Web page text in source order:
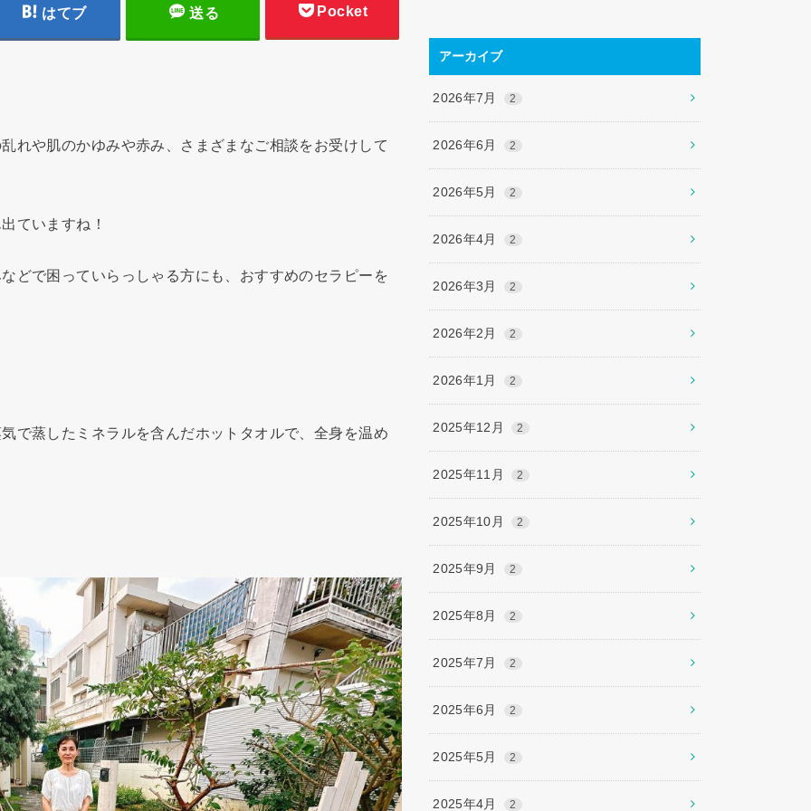
はてブ 送る Pocket
れや肌のかゆみや赤み、さまざまなご相談をお受けして
ていますね！
どで困っていらっしゃる方にも、おすすめのセラピーを
で蒸したミネラルを含んだホットタオルで、全身を温め
アーカイブ
2026年7月 2
2026年6月 2
2026年5月 2
2026年4月 2
2026年3月 2
2026年2月 2
2026年1月 2
2025年12月 2
2025年11月 2
2025年10月 2
2025年9月 2
2025年8月 2
2025年7月 2
2025年6月 2
2025年5月 2
2025年4月 2